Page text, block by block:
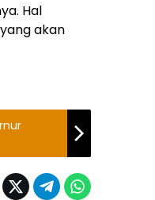
Hal
akan